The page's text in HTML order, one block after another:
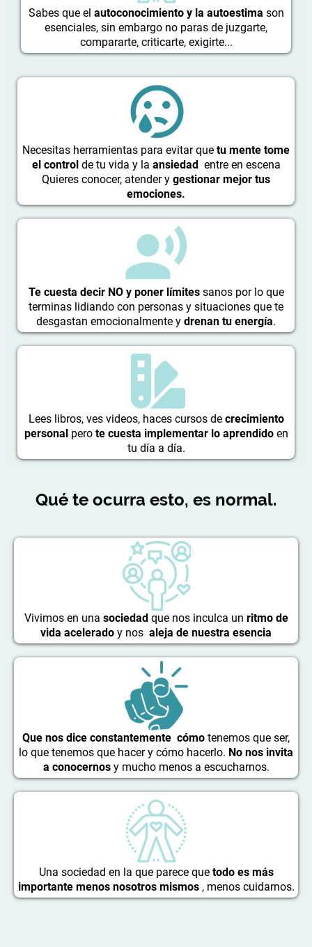
Sabes que el autoconocimiento y la autoestima son
esenciales, sin embargo no paras de juzgarte,
compararte, criticarte, exigirte...
Necesitas herramientas para evitar que tu mente tome
el control de tu vida y la ansiedad entre en escena
Quieres conocer, atender y gestionar mejor tus
emociones.
Te cuesta decir NO y poner límitessanos por lo que
terminas lidiando con personas y situaciones que te
desgastan emocionalmente y drenan tu energía.
Lees libros, ves videos, haces cursos de crecimiento
personal pero te cuesta implementar lo aprendido en
tu día a día.
Qué te ocurra esto, es normal.
Vivimos en una sociedad que nos inculca un ritmo de
vida acelerado y nos aleja de nuestra esencia
Que nos dice constantemente cómo tenemos que ser,
lo que tenemos que hacer y cómo hacerlo. No nos invita
a conocernosy mucho menos a escucharnos.
Una sociedad en la que parece que todo es más
importante menos nosotros mismos, menos cuidarnos.